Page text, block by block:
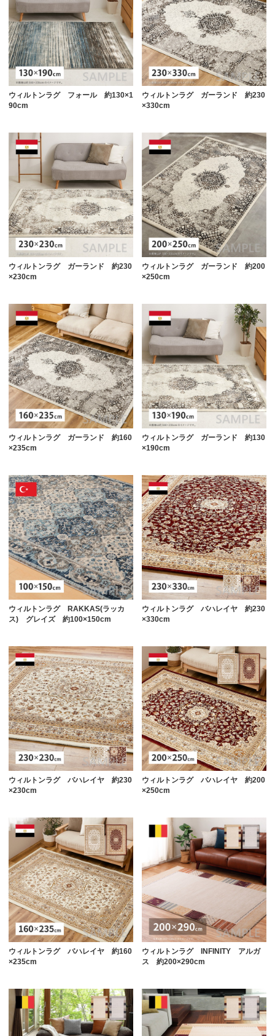
ウィルトンラグ フォール 約130×1
90cm
ウィルトンラグ ガーランド 約230
×330cm
ウィルトンラグ ガーランド 約230
×230cm
ウィルトンラグ ガーランド 約200
×250cm
ウィルトンラグ ガーランド 約160
×235cm
ウィルトンラグ ガーランド 約130
×190cm
ウィルトンラグ RAKKAS(ラッカ
ス) グレイズ 約100×150cm
ウィルトンラグ バハレイヤ 約230
×330cm
ウィルトンラグ バハレイヤ 約230
×230cm
ウィルトンラグ バハレイヤ 約200
×250cm
ウィルトンラグ バハレイヤ 約160
×235cm
ウィルトンラグ INFINITY アルガ
ス 約200×290cm